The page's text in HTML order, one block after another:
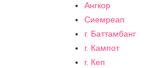
Ангкор
Сиемреап
г. Баттамбанг
г. Кампот
г. Кеп